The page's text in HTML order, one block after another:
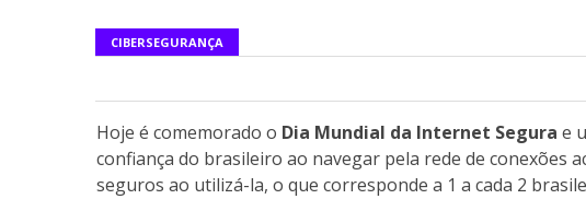
CIBERSEGURANÇA
Hoje é comemorado o Dia Mundial da Internet Segura e
confiança do brasileiro ao navegar pela rede de conexões
seguros ao utilizá-la, o que corresponde a 1 a cada 2